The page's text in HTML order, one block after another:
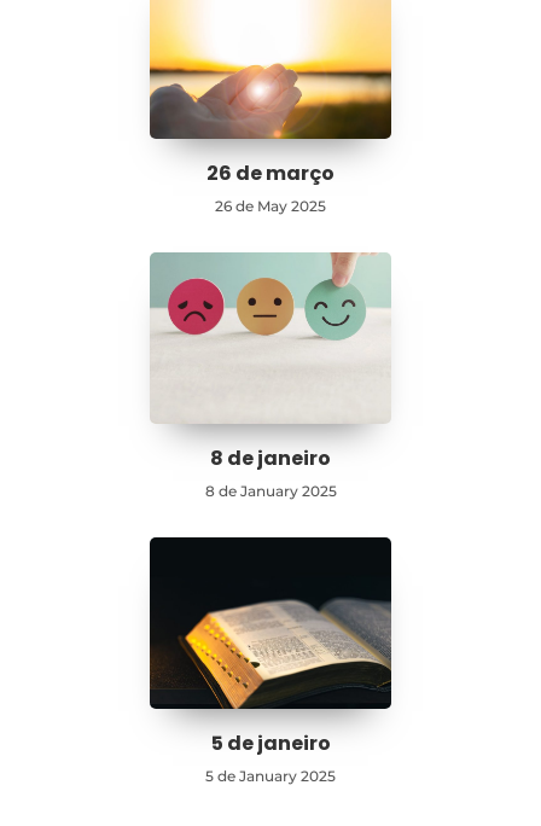
26 de março
26 de May 2025
8 de janeiro
8 de January 2025
5 de janeiro
5 de January 2025